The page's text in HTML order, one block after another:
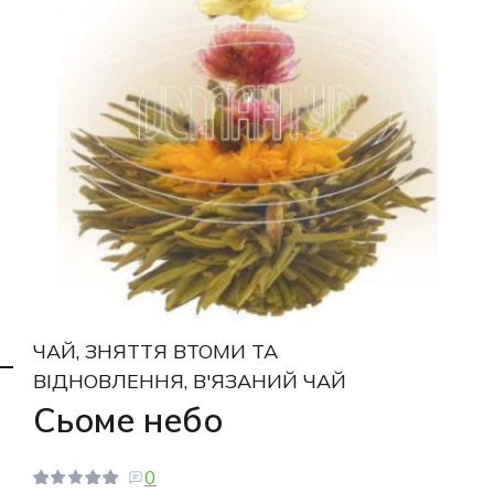
КОНТАКТИ
ЧАЙ, ЗНЯТТЯ ВТОМИ ТА
ВІДНОВЛЕННЯ, В'ЯЗАНИЙ ЧАЙ
Сьоме небо
0